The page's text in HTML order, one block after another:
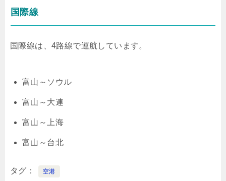
国際線
国際線は、4路線で運航しています。
富山～ソウル
富山～大連
富山～上海
富山～台北
タグ 空港